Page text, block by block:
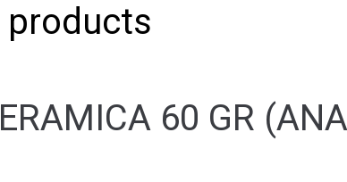
products
60 GR